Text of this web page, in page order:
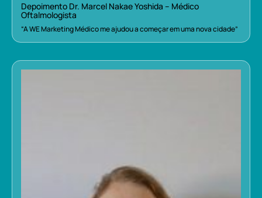
Depoimento Dr. Marcel Nakae Yoshida – Médico
Oftalmologista
“A WE Marketing Médico me ajudou a começar em uma nova cidade”